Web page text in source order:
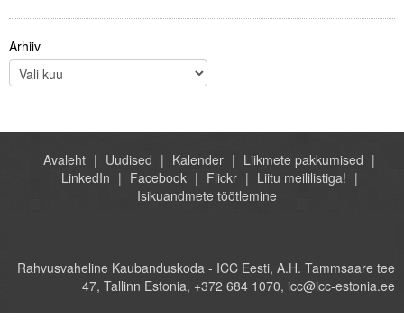
Arhiiv
Avaleht Uudised Kalender
Liikmete pakkumised
LinkedIn
Facebook Flickr
Liitu meililistiga!
Isikuandmete töötlemine
Rahvusvaheline Kaubanduskoda - ICC Eesti, A.H. Tammsaare tee
47, Tallinn Estonia, +372 684 1070, icc@icc-estonia.ee